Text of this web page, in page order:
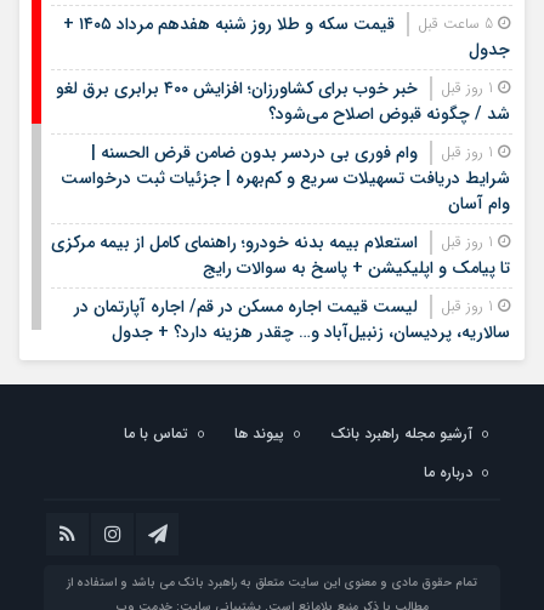
قیمت سکه و طلا روز شنبه هفدهم مرداد ۱۴۰۵ +
جدول
خبر خوب برای کشاورزان؛ افزایش ۴۰۰ برابری برق لغو
شد / چگونه قبوض اصلاح می‌شود؟
وام فوری بی دردسر بدون ضامن قرض الحسنه |
شرایط دریافت تسهیلات سریع و کم‌بهره | جزئیات ثبت درخواست
وام آسان
استعلام بیمه بدنه خودرو؛ راهنمای کامل از بیمه مرکزی
تا پیامک و اپلیکیشن + پاسخ به سوالات رایج
لیست قیمت اجاره مسکن در قم/ اجاره آپارتمان در
سالاریه، پردیسان، زنبیل‌آباد و… چقدر هزینه دارد؟ + جدول
لیست قیمت خودروهای کارکرده/ ماکسیما، لاماری،
فونیکس، سراتو، هایما و مزدا در بازار چند؟+ جدول مردادماه ۱۴۰۵
جزئیات دستورالعمل جدید مالیاتی برای تسعیر ارز
تصمیم جدید درباره باقی مانده دینارهای اربعین
آرشیو مجله راهبرد بانک پیوند ها
تماس با ما
درباره ما
تمام حقوق مادی و معنوی این سایت متعلق به راهبرد بانک می باشد و استفاده از